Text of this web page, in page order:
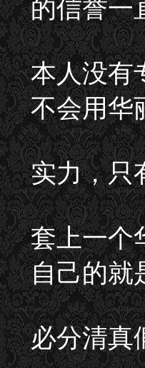
的信誉一
本人没有
不会用华
实力，只
套上一个
自己的就
必分清真